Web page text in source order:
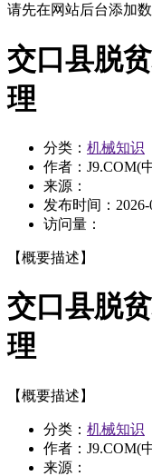
请先在网站后台添加数
交口县脱
理
分类： 机械知识
作者：J9.COM(
来源：
发布时间：
访问量：
【概要描述】
交口县脱
理
【概要描述】
分类： 机械知识
作者：J9.COM(
来源：